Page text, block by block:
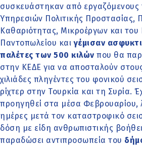
συσκευάστηκαν από εργαζόμενους
Υπηρεσιών Πολιτικής Προστασίας,
Καθαριότητας, Μικροέργων και του
Παντοπωλείου και γέμισαν
παλέτες των 500 κιλών που θα
στην ΚΕΔΕ για να αποσταλούν
χιλιάδες πληγέντες του φονικού
ρίχτερ στην Τουρκία και τη Συρία.
προηγηθεί στα μέσα Φεβρουαρίου,
ημέρες μετά τον καταστροφικό
δόση με είδη ανθρωπιστικής
παραδώσει αντιπροσωπεία του